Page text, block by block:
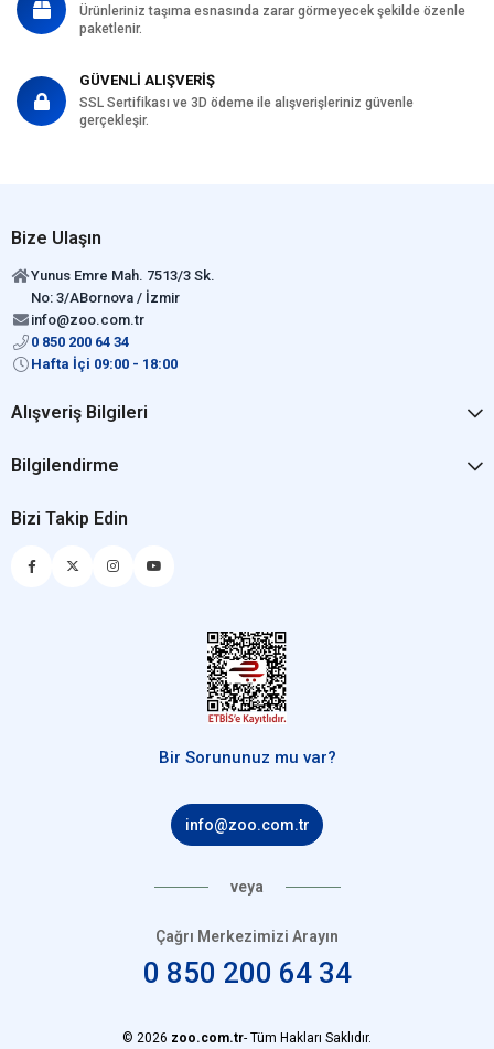
Ürünleriniz taşıma esnasında zarar görmeyecek şekilde özenle
paketlenir.
GÜVENLİ ALIŞVERİŞ
SSL Sertifikası ve 3D ödeme ile alışverişleriniz güvenle
gerçekleşir.
Bize Ulaşın
Yunus Emre Mah. 7513/3 Sk.
No: 3/ABornova / İzmir
info@zoo.com.tr
0 850 200 64 34
Hafta İçi 09:00 - 18:00
Alışveriş Bilgileri
Bilgilendirme
Bizi Takip Edin
Bir Sorununuz mu var?
info@zoo.com.tr
veya
Çağrı Merkezimizi Arayın
0 850 200 64 34
© 2026 zoo.com.tr- Tüm Hakları Saklıdır.